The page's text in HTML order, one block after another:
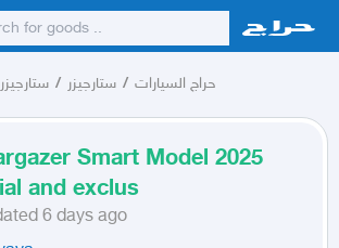
ستارجيزر 2025 / ستارجيزر / حراج السيارات
Smart Model 2025
and exclus
6 days ago